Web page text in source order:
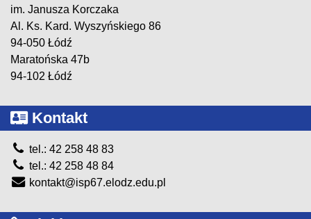
im. Janusza Korczaka
Al. Ks. Kard. Wyszyńskiego 86
94-050 Łódź
Maratońska 47b
94-102 Łódź
Kontakt
tel.: 42 258 48 83
tel.: 42 258 48 84
kontakt@isp67.elodz.edu.pl